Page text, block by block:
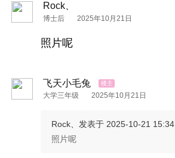
Rock、
博士后 2025年10月21日
照片呢
飞天小毛兔
大学三年级 2025年10月21日
Rock、 发表于 2025-10-21 15:34
照片呢